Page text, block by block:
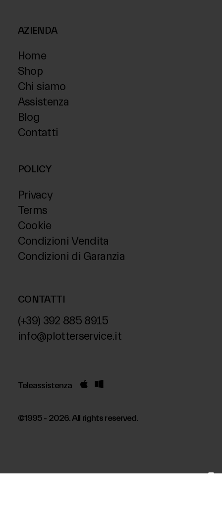
AZIENDA
Home
Shop
Chi siamo
Assistenza
Blog
Contatti
POLICY
Privacy
Terms
Cookie
Condizioni Vendita
Condizioni di Garanzia
CONTATTI
(+39) 392 885 8915
info@plotterservice.it
Teleassistenza
©1995 - 2026. All rights reserved.